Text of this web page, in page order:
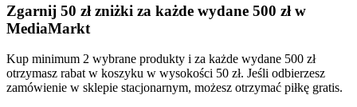
Zgarnij 50 zł zniżki za każde wydane 500 zł w
MediaMarkt
Kup minimum 2 wybrane produkty i za każde wydane 500 zł
otrzymasz rabat w koszyku w wysokości 50 zł. Jeśli odbierzesz
zamówienie w sklepie stacjonarnym, możesz otrzymać piłkę gratis.